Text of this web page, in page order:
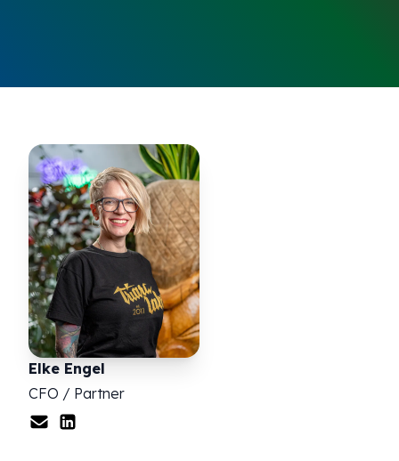
Elke Engel
CFO / Partner